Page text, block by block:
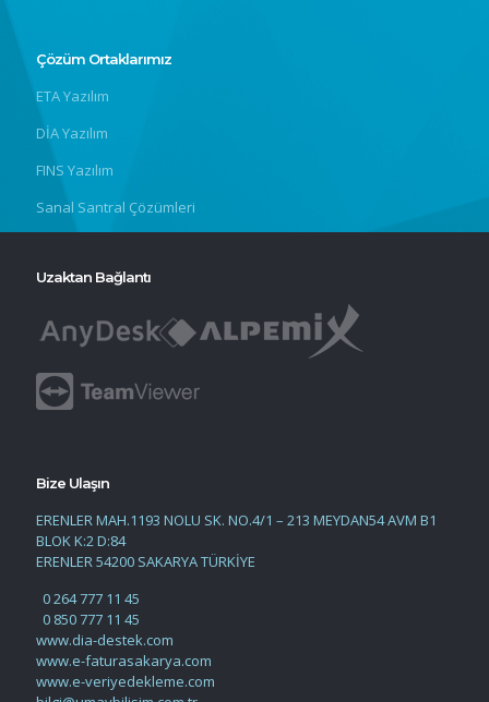
Çözüm Ortaklarımız
ETA Yazılım
DİA Yazılım
FINS Yazılım
Sanal Santral Çözümleri
Uzaktan Bağlantı
Bize Ulaşın
ERENLER MAH.1193 NOLU SK. NO.4/1 – 213 MEYDAN54 AVM B1
BLOK K:2 D:84
ERENLER 54200 SAKARYA TÜRKİYE
0 264 777 11 45
0 850 777 11 45
www.dia-destek.com
www.e-faturasakarya.com
www.e-veriyedekleme.com